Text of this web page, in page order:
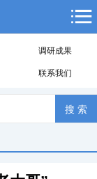
调研成果
联系我们